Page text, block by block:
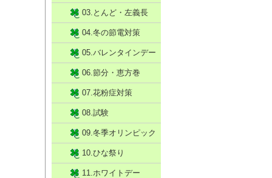
03.とんど・左義長
04.冬の節電対策
05.バレンタインデー
06.節分・恵方巻
07.花粉症対策
08.試験
09.冬季オリンピック
10.ひな祭り
11.ホワイトデー